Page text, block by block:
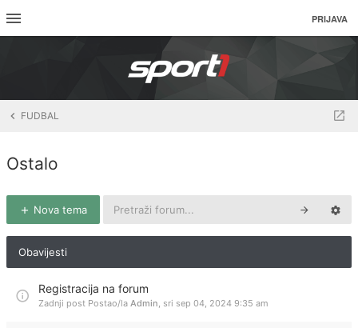
PRIJAVA
FUDBAL
Ostalo
Nova tema
Obavijesti
Registracija na forum
Zadnji post Postao/la Admin, sri sep 04, 2024 9:35 am